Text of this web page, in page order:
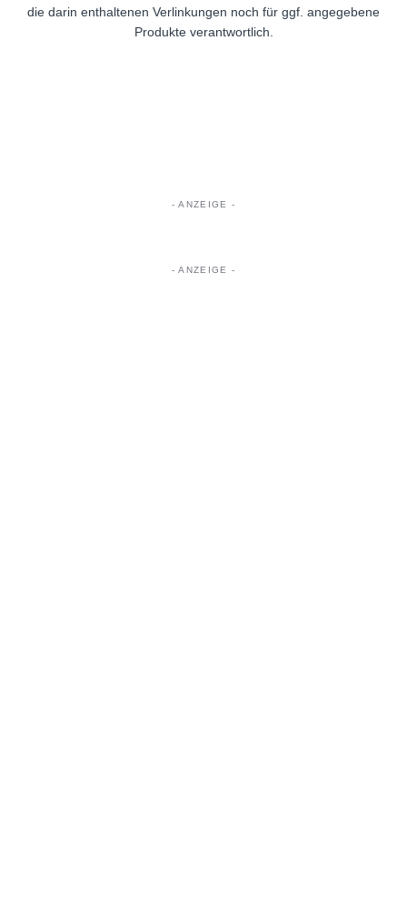
die darin enthaltenen Verlinkungen noch für ggf. angegebene
Produkte verantwortlich.